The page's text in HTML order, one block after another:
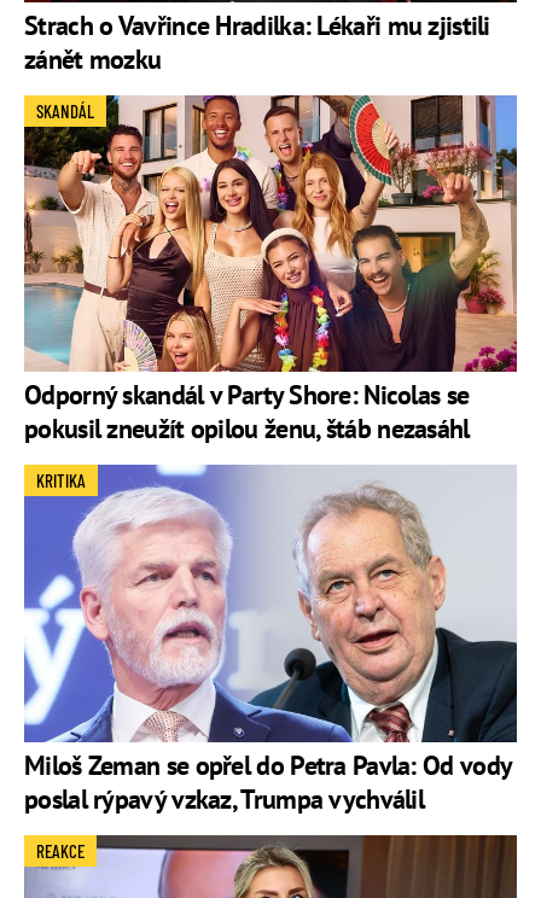
Strach o Vavřince Hradilka: Lékaři mu zjistili
zánět mozku
Odporný skandál v Party Shore: Nicolas se
pokusil zneužít opilou ženu, štáb nezasáhl
SKANDÁL
Miloš Zeman se opřel do Petra Pavla: Od vody
poslal rýpavý vzkaz, Trumpa vychválil
KRITIKA
REAKCE